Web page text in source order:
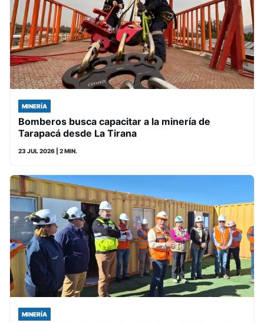
MINERÍA
Bomberos busca capacitar a la minería de
Tarapacá desde La Tirana
23 JUL 2026 | 2 MIN.
MINERÍA